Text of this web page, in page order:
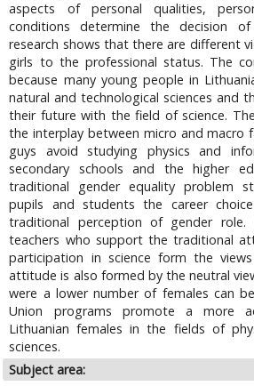
aspects of personal qualities,
conditions determine the decision
research shows that there are different
girls to the professional status. The
because many young people in
natural and technological sciences and
their future with the field of science.
the interplay between micro and macro
guys avoid studying physics and
secondary schools and the higher
traditional gender equality problem
pupils and students the career
traditional perception of gender
teachers who support the traditional
participation in science form the
attitude is also formed by the neutral
were a lower number of females can
Union programs promote a more
Lithuanian females in the fields of
sciences.
Subject area: